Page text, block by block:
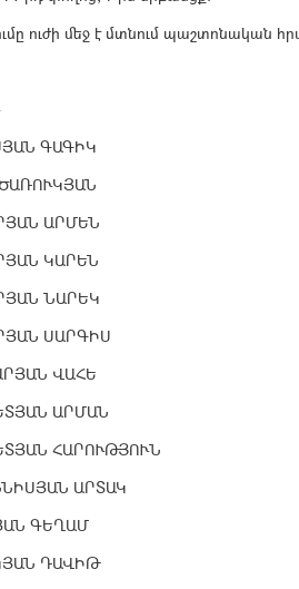
ուժի մեջ է մտնում
ԳԱԳԻԿ
ԱՐՄԵՆ
ԿԱՐԵՆ
ՆԱՐԵԿ
ՍԱՐԳԻՍ
ՎԱՀԵ
ԱՐՄԱՆ
ՀԱՐՈՒԹՅՈՒՆ
ԱՐՏԱԿ
ԳԵՂԱՄ
ԴԱՎԻԹ